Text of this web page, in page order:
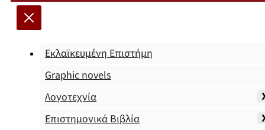
Εκλαϊκευμένη Επιστήμη
Graphic novels
Λογοτεχνία
Επιστημονικά Βιβλία